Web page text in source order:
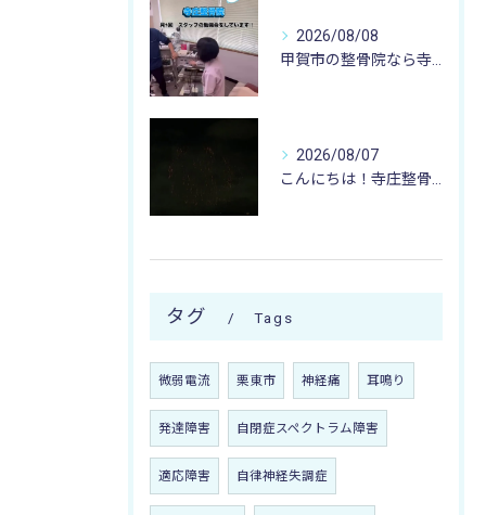
2026/08/08
2026/08/07
タグ Tags
微弱電流 栗東市 神経痛 耳鳴り
発達障害 自閉症スペクトラム障害
適応障害 自律神経失調症